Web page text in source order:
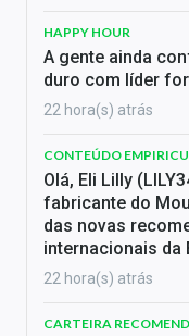
HAPPY HOUR
A gente ainda
duro com líder
22 hora(s) atrás
CONTEÚDO
Olá, Eli Lilly
fabricante do
das novas
internacionais da
22 hora(s) atrás
CARTEIRA